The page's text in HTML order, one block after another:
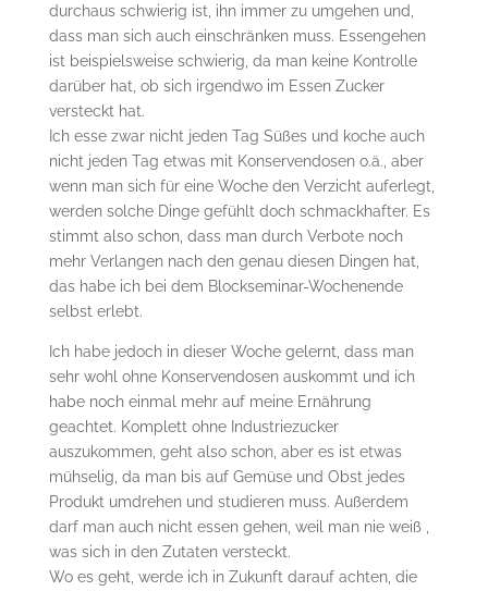
durchaus schwierig ist, ihn immer zu umgehen und,
dass man sich auch einschränken muss. Essengehen
ist beispielsweise schwierig, da man keine Kontrolle
darüber hat, ob sich irgendwo im Essen Zucker
versteckt hat.
Ich esse zwar nicht jeden Tag Süßes und koche auch
nicht jeden Tag etwas mit Konservendosen o.ä., aber
wenn man sich für eine Woche den Verzicht auferlegt,
werden solche Dinge gefühlt doch schmackhafter. Es
stimmt also schon, dass man durch Verbote noch
mehr Verlangen nach den genau diesen Dingen hat,
das habe ich bei dem Blockseminar-Wochenende
selbst erlebt.
Ich habe jedoch in dieser Woche gelernt, dass man
sehr wohl ohne Konservendosen auskommt und ich
habe noch einmal mehr auf meine Ernährung
geachtet. Komplett ohne Industriezucker
auszukommen, geht also schon, aber es ist etwas
mühselig, da man bis auf Gemüse und Obst jedes
Produkt umdrehen und studieren muss. Außerdem
darf man auch nicht essen gehen, weil man nie weiß ,
was sich in den Zutaten versteckt.
Wo es geht, werde ich in Zukunft darauf achten, die